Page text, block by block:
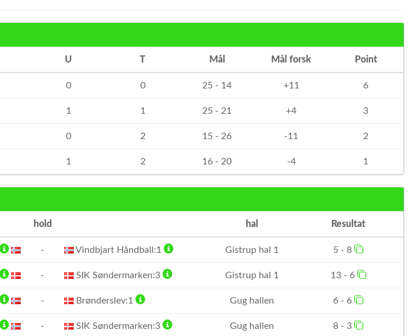
U T Mål Mål forsk Point
0 0 25 - 14 +11 6
1 1 25 - 21 +4 3
0 2 15 - 26 -11 2
1 2 16 - 20 -4 1
hold hal Resultat
- Vindbjart Håndball:1 Gistrup hal 1 5 - 8
- SIK Søndermarken:3 Gistrup hal 1 13 - 6
- Brønderslev:1 Gug hallen 6 - 6
- SIK Søndermarken:3 Gug hallen 8 - 3